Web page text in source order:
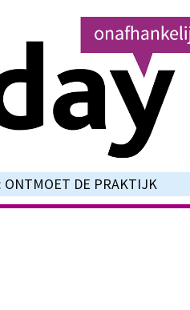
ONTMOET DE PRAKTIJK